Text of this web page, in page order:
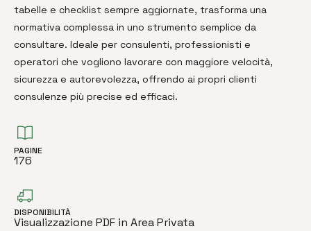
tabelle e checklist sempre aggiornate, trasforma una
normativa complessa in uno strumento semplice da
consultare. Ideale per consulenti, professionisti e
operatori che vogliono lavorare con maggiore velocità,
sicurezza e autorevolezza, offrendo ai propri clienti
consulenze più precise ed efficaci.
PAGINE
176
DISPONIBILITÀ
Visualizzazione PDF in Area Privata